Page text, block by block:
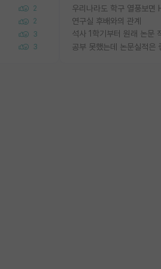
2
2
3
3
연구실 후배와의 관계
석사 1학기부터 원래 논문
공부 못했는데 논문실적은